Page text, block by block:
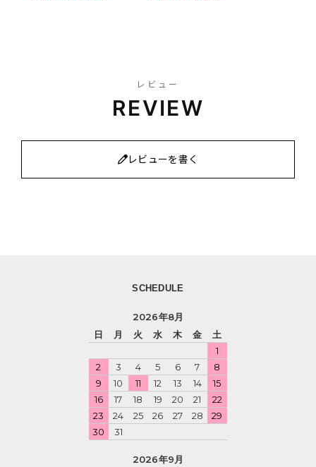
レビュー
REVIEW
レビューを書く
SCHEDULE
2026年8月
日
月 火 水 木 金
土
1
2
3 4 5 6 7
8
9
10 11 12 13 14
15
16
17 18 19 20 21
22
23
24 25 26 27 28
29
30
31
2026年9月